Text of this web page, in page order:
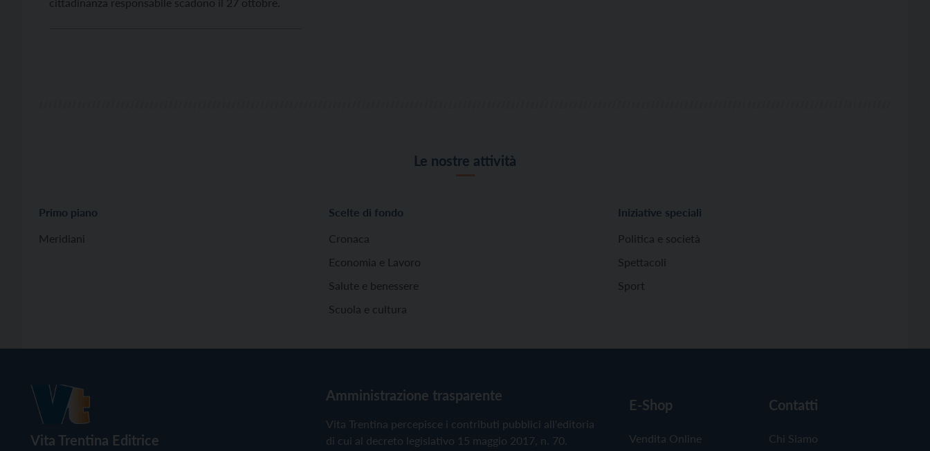
Le nostre attività
Primo piano
Meridiani
Scelte di fondo
Cronaca
Economia e Lavoro
Salute e benessere
Scuola e cultura
Iniziative speciali
Politica e società
Spettacoli
Sport
Vita Trentina Editrice
Amministrazione trasparente
Vita Trentina percepisce i contributi pubblici all'editoria
di cui al decreto legislativo 15 maggio 2017, n. 70.
E-Shop
Vendita Online
Contatti
Chi Siamo